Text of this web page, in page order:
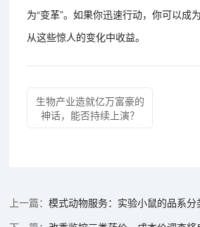
为“变革”。如果你迅速行动，你可以成
从这些惊人的变化中收益。
生物产业造就亿万富豪的
神话，能否持续上演？
模式动物服务：实验小鼠的品系分类——近交系